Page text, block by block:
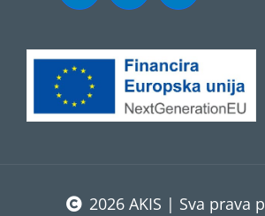
2026 AKIS | Sva prava